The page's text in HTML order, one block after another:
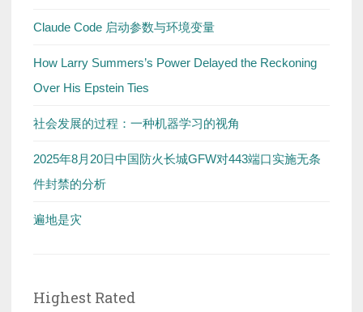
Claude Code 启动参数与环境变量
How Larry Summers’s Power Delayed the Reckoning
Over His Epstein Ties
社会发展的过程：一种机器学习的视角
2025年8月20日中国防火长城GFW对443端口实施无条
件封禁的分析
遍地是灾
Highest Rated